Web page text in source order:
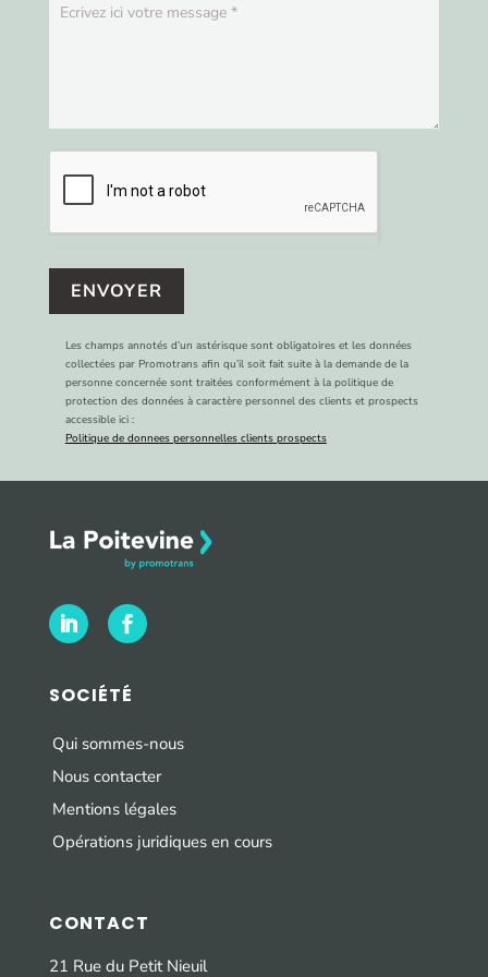
ENVOYER
Les champs annotés d’un astérisque sont obligatoires et les données
collectées par Promotrans afin qu’il soit fait suite à la demande de la
personne concernée sont traitées conformément à la politique de
protection des données à caractère personnel des clients et prospects
accessible ici :
Politique de donnees personnelles clients prospects
SOCIÉTÉ
Qui sommes-nous
Nous contacter
Mentions légales
Opérations juridiques en cours
CONTACT
21 Rue du Petit Nieuil